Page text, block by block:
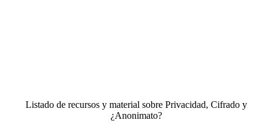
Listado de recursos y material sobre Privacidad, Cifrado y
¿Anonimato?